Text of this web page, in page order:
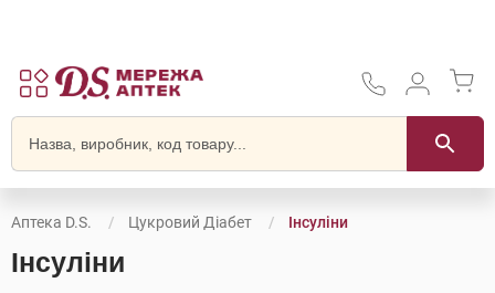
Аптека D.S. Цукровий Діабет Інсуліни
Інсуліни